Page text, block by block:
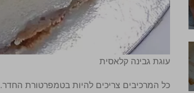
עוגת גבינה קלאסית
כל המרכיבים צריכים להיות בטמפרטורת החדר. יש